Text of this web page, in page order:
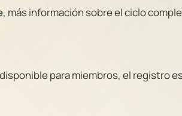
, más información sobre el ciclo
para miembros, el registro